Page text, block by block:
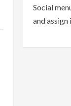
Social
and